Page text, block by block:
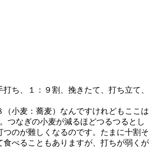
打ち、１：９割、挽きたて、打ち立て、
（小麦：蕎麦）なんですけれどもここは
つなぎの小麦が減るほどつるつるとし
つのが難しくなるのです。たまに十割そ
食べることもありますが、打ちが弱くが